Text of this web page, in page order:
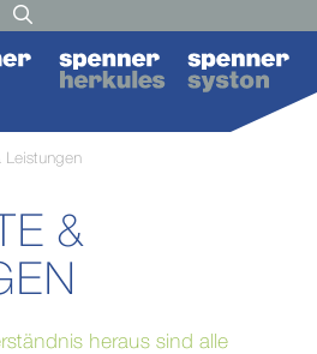
Leistungen
&
heraus sind alle